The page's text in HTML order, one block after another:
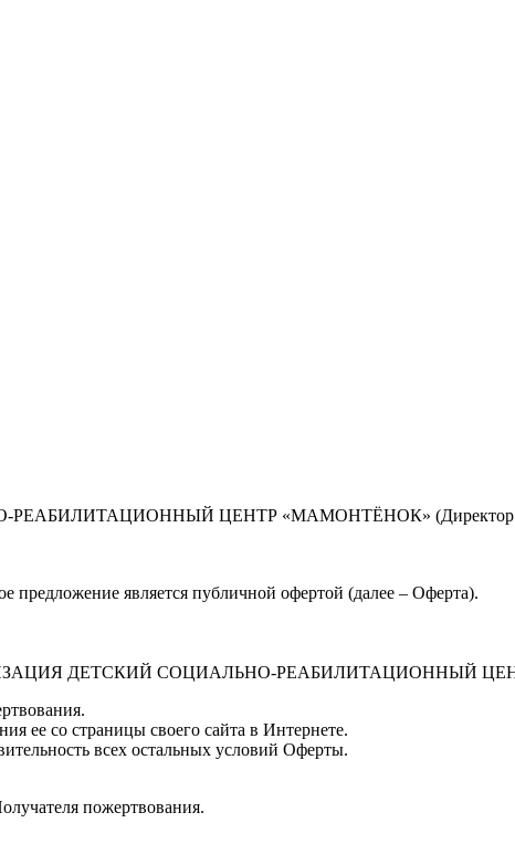
ЦЕНТР «МАМОНТЁНОК» (Директор:
предложение является публичной офертой (далее – Оферта).
ДЕТСКИЙ СОЦИАЛЬНО-РЕАБИЛИТАЦИОННЫЙ
ее со страницы своего сайта в Интернете.
всех остальных условий Оферты.
пожертвования.